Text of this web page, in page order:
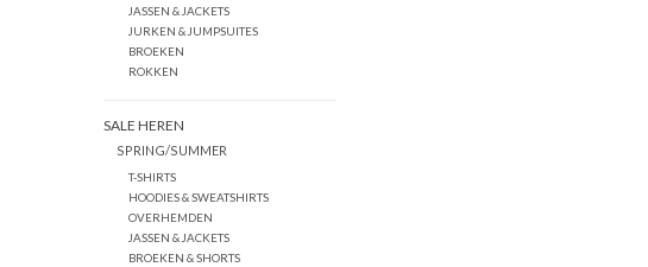
JASSEN & JACKETS
JURKEN & JUMPSUITES
BROEKEN
ROKKEN
SALE HEREN
SPRING/SUMMER
T-SHIRTS
HOODIES & SWEATSHIRTS
OVERHEMDEN
JASSEN & JACKETS
BROEKEN & SHORTS